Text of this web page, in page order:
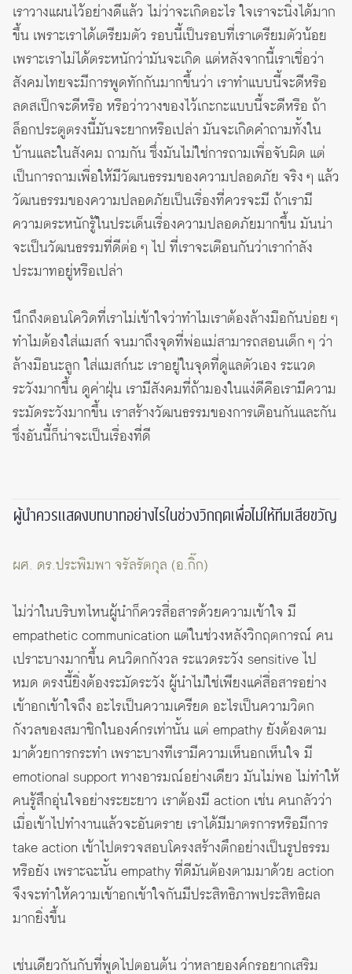
เราวางแผนไว้อย่างดีแล้ว ไม่ว่าจะเกิดอะไร ใจเราจะนิ่งได้มาก
ขึ้น เพราะเราได้เตรียมตัว รอบนี้เป็นรอบที่เราเตรียมตัวน้อย
เพราะเราไม่ได้ตระหนักว่ามันจะเกิด แต่หลังจากนี้เราเชื่อว่า
สังคมไทยจะมีการพูดทักกันมากขึ้นว่า เราทำแบบนี้จะดีหรือ
ลดสเป็กจะดีหรือ หรือว่าวางของไว้เกะกะแบบนี้จะดีหรือ ถ้า
ล็อกประตูตรงนี้มันจะยากหรือเปล่า มันจะเกิดคำถามทั้งใน
บ้านและในสังคม ถามกัน ซึ่งมันไม่ใช่การถามเพื่อจับผิด แต่
เป็นการถามเพื่อให้มีวัฒนธรรมของความปลอดภัย จริง ๆ แล้ว
วัฒนธรรมของความปลอดภัยเป็นเรื่องที่ควรจะมี ถ้าเรามี
ความตระหนักรู้ในประเด็นเรื่องความปลอดภัยมากขึ้น มันน่า
จะเป็นวัฒนธรรมที่ดีต่อ ๆ ไป ที่เราจะเตือนกันว่าเรากำลัง
ประมาทอยู่หรือเปล่า
นึกถึงตอนโควิดที่เราไม่เข้าใจว่าทำไมเราต้องล้างมือกันบ่อย ๆ
ทำไมต้องใส่แมสก์ จนมาถึงจุดที่พ่อแม่สามารถสอนเด็ก ๆ ว่า
ล้างมือนะลูก ใส่แมสก์นะ เราอยู่ในจุดที่ดูแลตัวเอง ระแวด
ระวังมากขึ้น ดูค่าฝุ่น เรามีสังคมที่ถ้ามองในแง่ดีคือเรามีความ
ระมัดระวังมากขึ้น เราสร้างวัฒนธรรมของการเตือนกันและกัน
ซึ่งอันนี้ก็น่าจะเป็นเรื่องที่ดี
ผู้นำควรแสดงบทบาทอย่างไรในช่วงวิกฤตเพื่อไม่ให้ทีมเสียขวัญ
ผศ. ดร.ประพิมพา จรัลรัตกุล (อ.กิ๊ก)
ไม่ว่าในบริบทไหนผู้นำก็ควรสื่อสารด้วยความเข้าใจ มี
empathetic communication แต่ในช่วงหลังวิกฤตการณ์ คน
เปราะบางมากขึ้น คนวิตกกังวล ระแวดระวัง sensitive ไป
หมด ตรงนี้ยิ่งต้องระมัดระวัง ผู้นำไม่ใช่เพียงแค่สื่อสารอย่าง
เข้าอกเข้าใจถึง อะไรเป็นความเครียด อะไรเป็นความวิตก
กังวลของสมาชิกในองค์กรเท่านั้น แต่ empathy ยังต้องตาม
มาด้วยการกระทำ เพราะบางทีเรามีความเห็นอกเห็นใจ มี
emotional support ทางอารมณ์อย่างเดียว มันไม่พอ ไม่ทำให้
คนรู้สึกอุ่นใจอย่างระยะยาว เราต้องมี action เช่น คนกลัวว่า
เมื่อเข้าไปทำงานแล้วจะอันตราย เราได้มีมาตรการหรือมีการ
take action เข้าไปตรวจสอบโครงสร้างตึกอย่างเป็นรูปธรรม
หรือยัง เพราะฉะนั้น empathy ที่ดีมันต้องตามมาด้วย action
จึงจะทำให้ความเข้าอกเข้าใจกันมีประสิทธิภาพประสิทธิผล
มากยิ่งขึ้น
เช่นเดียวกันกับที่พูดไปตอนต้น ว่าหลายองค์กรอยากเสริม